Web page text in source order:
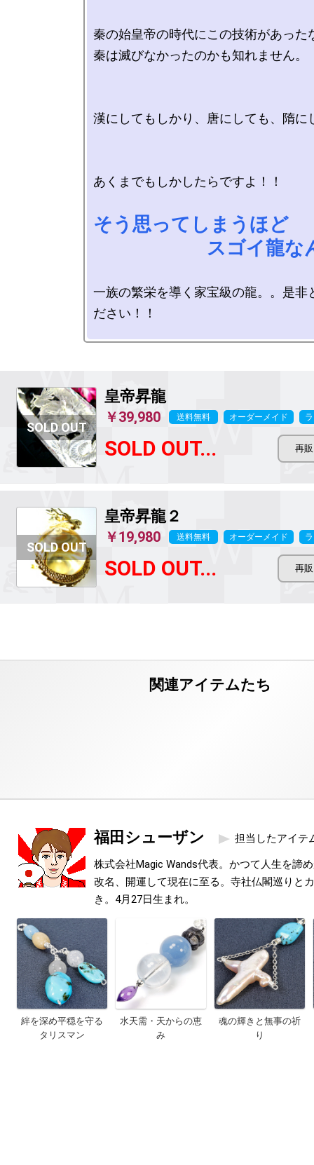
秦の始皇帝の時代にこの技術があった
秦は滅びなかったのかも知れません。
漢にしてもしかり、唐にしても、隋に
あくまでもしかしたらですよ！！
そう思ってしまうほど
スゴイ龍なん
一族の繁栄を導く家宝級の龍。。是非
ださい！！
皇帝昇龍
￥39,980 送料無料 オーダーメイド
SOLD OUT...
皇帝昇龍２
￥19,980 送料無料 オーダーメイド
SOLD OUT...
福田シューザン 担当したアイテ
株式会社Magic Wands代表。かつて人生を諦
改名、開運して現在に至る。寺社仏閣巡りと
き。4月27日生まれ。
絆を深め平穏を守る
タリスマン
水天需・天からの恵
み
魂の輝きと無事の祈
り